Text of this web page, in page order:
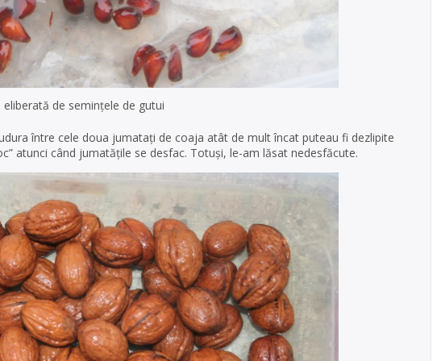
eliberată de semințele de gutui
între cele doua jumatați de coaja atât de mult încat puteau fi dezlipite
atunci când jumatățile se desfac. Totuși, le-am lăsat nedesfăcute.